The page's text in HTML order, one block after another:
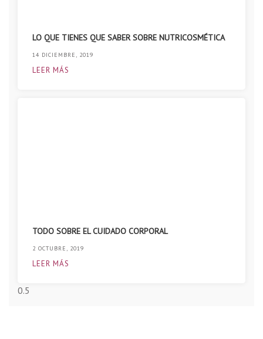
LO QUE TIENES QUE SABER SOBRE NUTRICOSMÉTICA
14 DICIEMBRE, 2019
LEER MÁS
TODO SOBRE EL CUIDADO CORPORAL
2 OCTUBRE, 2019
LEER MÁS